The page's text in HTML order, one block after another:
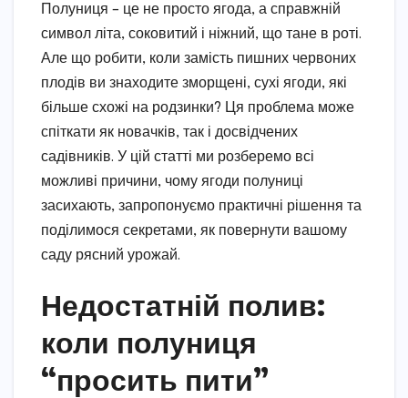
Полуниця – це не просто ягода, а справжній
символ літа, соковитий і ніжний, що тане в роті.
Але що робити, коли замість пишних червоних
плодів ви знаходите зморщені, сухі ягоди, які
більше схожі на родзинки? Ця проблема може
спіткати як новачків, так і досвідчених
садівників. У цій статті ми розберемо всі
можливі причини, чому ягоди полуниці
засихають, запропонуємо практичні рішення та
поділимося секретами, як повернути вашому
саду рясний урожай.
Недостатній полив:
коли полуниця
“просить пити”